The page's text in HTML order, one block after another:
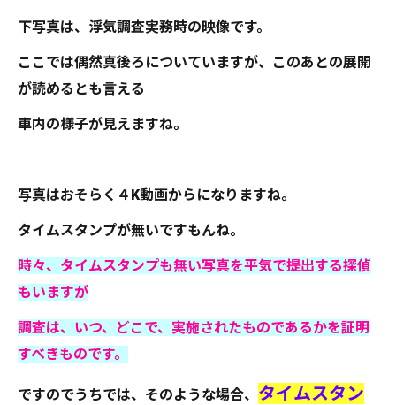
下写真は、浮気調査実務時の映像です。
ここでは偶然真後ろについていますが、このあとの展開
が読めるとも言える
車内の様子が見えますね。
写真はおそらく４K動画からになりますね。
タイムスタンプが無いですもんね。
時々、タイムスタンプも無い写真を平気で提出する探偵
もいますが
調査は、いつ、どこで、実施されたものであるかを証明
すべきものです。
ですのでうちでは、そのような場合、 タイムスタン